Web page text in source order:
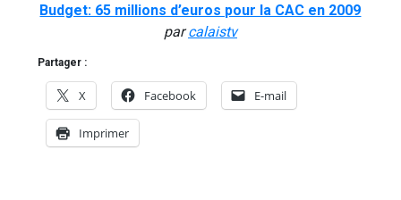
Budget: 65 millions d’euros pour la CAC en 2009
parcalaistv
Partager :
X Facebook E-mail
Imprimer